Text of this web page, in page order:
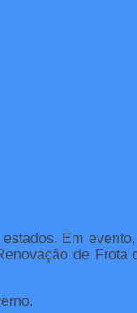
Em
de Frota